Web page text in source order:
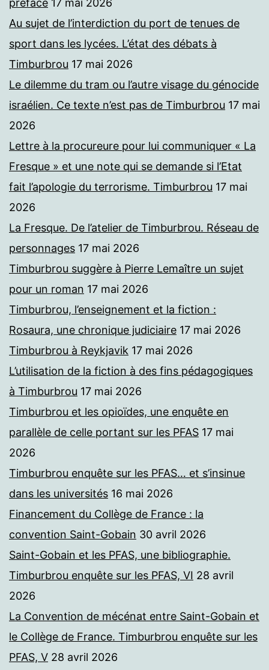
préface 17 mai 2026
Au sujet de l’interdiction du port de tenues de
sport dans les lycées. L’état des débats à
Timburbrou 17 mai 2026
Le dilemme du tram ou l’autre visage du génocide
israélien. Ce texte n’est pas de Timburbrou 17 mai
2026
Lettre à la procureure pour lui communiquer « La
Fresque » et une note qui se demande si l’Etat
fait l’apologie du terrorisme. Timburbrou 17 mai
2026
La Fresque. De l’atelier de Timburbrou. Réseau de
personnages 17 mai 2026
Timburbrou suggère à Pierre Lemaître un sujet
pour un roman 17 mai 2026
Timburbrou, l’enseignement et la fiction :
Rosaura, une chronique judiciaire 17 mai 2026
Timburbrou à Reykjavik 17 mai 2026
L’utilisation de la fiction à des fins pédagogiques
à Timburbrou 17 mai 2026
Timburbrou et les opioïdes, une enquête en
parallèle de celle portant sur les PFAS 17 mai
2026
Timburbrou enquête sur les PFAS… et s’insinue
dans les universités 16 mai 2026
Financement du Collège de France : la
convention Saint-Gobain 30 avril 2026
Saint-Gobain et les PFAS, une bibliographie.
Timburbrou enquête sur les PFAS, VI 28 avril
2026
La Convention de mécénat entre Saint-Gobain et
le Collège de France. Timburbrou enquête sur les
PFAS, V 28 avril 2026